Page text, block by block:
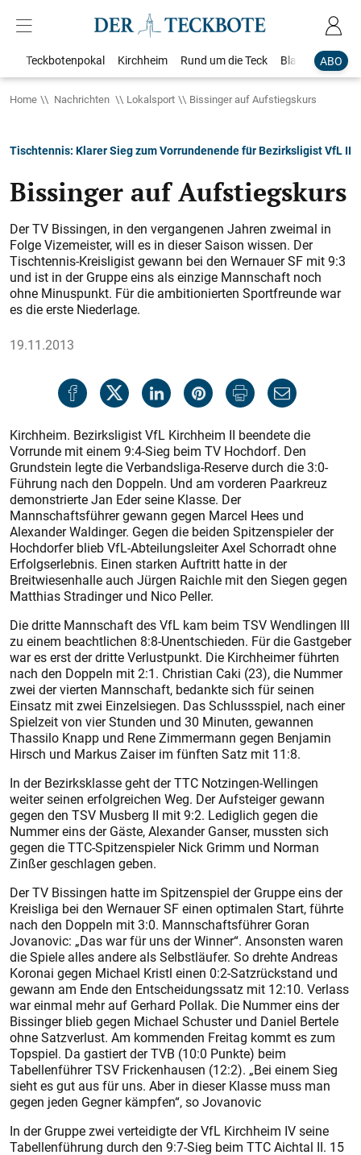
ABO
Teckbotenpokal Kirchheim Rund um die Teck Blaulicht
Home Nachrichten Lokalsport Bissinger auf Aufstiegskurs
Tischtennis: Klarer Sieg zum Vorrundenende für Bezirksligist VfL II
Bissinger auf Aufstiegskurs
Der TV Bissingen, in den vergangenen Jahren zweimal in
Folge Vizemeister, will es in dieser Saison wissen. Der
Tischtennis-Kreisligist gewann bei den Wernauer SF mit 9:3
und ist in der Gruppe eins als einzige Mannschaft noch
ohne Minuspunkt. Für die ambitionierten Sportfreunde war
es die erste Niederlage.
19.11.2013
Kirchheim. Bezirksligist VfL Kirchheim II beendete die
Vorrunde mit einem 9:4-Sieg beim TV Hochdorf. Den
Grundstein legte die Verbandsliga-Reserve durch die 3:0-
Führung nach den Doppeln. Und am vorderen Paarkreuz
demonstrierte Jan Eder seine Klasse. Der
Mannschaftsführer gewann gegen Marcel Hees und
Alexander Waldinger. Gegen die beiden Spitzenspieler der
Hochdor­fer blieb VfL-Abteilungsleiter Axel Schorradt ohne
Erfolgserlebnis. Einen starken Auftritt hatte in der
Breitwiesenhalle auch Jürgen Raichle mit den Siegen gegen
Matthias Stradinger und Nico Peller.
Die dritte Mannschaft des VfL kam beim TSV Wendlingen III
zu einem beachtlichen 8:8-Unentschieden. Für die Gastgeber
war es erst der dritte Verlustpunkt. Die Kirchheimer führten
nach den Doppeln mit 2:1. Christian Caki (23), die Nummer
zwei der vierten Mannschaft, bedankte sich für seinen
Einsatz mit zwei Einzelsiegen. Das Schlussspiel, nach einer
Spielzeit von vier Stunden und 30 Minuten, gewannen
Thassilo Knapp und Rene Zimmermann gegen Benjamin
Hirsch und Markus Zaiser im fünften Satz mit 11:8.
In der Bezirksklasse geht der TTC Notzingen-Wellingen
weiter seinen erfolgreichen Weg. Der Aufsteiger gewann
gegen den TSV Musberg II mit 9:2. Lediglich gegen die
Nummer eins der Gäste, Alexander Ganser, mussten sich
gegen die TTC-Spitzenspieler Nick Grimm und Norman
Zinßer geschlagen geben.
Der TV Bissingen hatte im Spitzenspiel der Gruppe eins der
Kreisliga bei den Wernauer SF einen optimalen Start, führte
nach den Doppeln mit 3:0. Mannschaftsführer Goran
Jovanovic: „Das war für uns der Winner“. Ansonsten waren
die Spiele alles andere als Selbstläufer. So drehte Andreas
Koronai gegen Michael Kristl einen 0:2-Satzrückstand und
gewann am Ende den Entscheidungssatz mit 12:10. Verlass
war einmal mehr auf Gerhard Pollak. Die Nummer eins der
Bissinger blieb gegen Michael Schuster und Daniel Bertele
ohne Satzverlust. Am kommenden Freitag kommt es zum
Topspiel. Da gastiert der TVB (10:0 Punkte) beim
Tabellenführer TSV Frickenhausen (12:2). „Bei einem Sieg
sieht es gut aus für uns. Aber in dieser Klasse muss man
gegen jeden Gegner kämpfen“, so Jovanovic
In der Gruppe zwei verteidigte der VfL Kirchheim IV seine
Tabellenführung durch den 9:7-Sieg beim TTC Aichtal II. 15